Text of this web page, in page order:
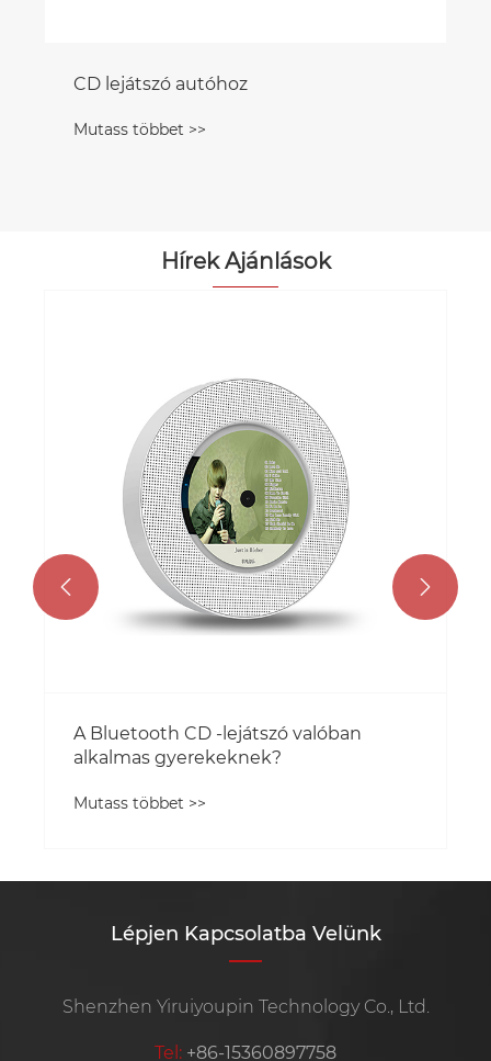
CD lejátszó autóhoz
Mutass többet >>
Hírek Ajánlások
A Bluetooth CD -lejátszó valóban
alkalmas gyerekeknek?
Mutass többet >>
 
Lépjen Kapcsolatba Velünk
Shenzhen Yiruiyoupin Technology Co., Ltd.
Tel: +86-15360897758